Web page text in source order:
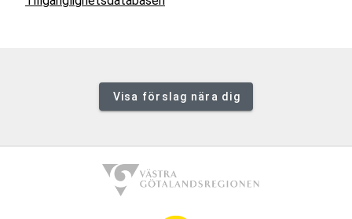
Visa förslag nära dig